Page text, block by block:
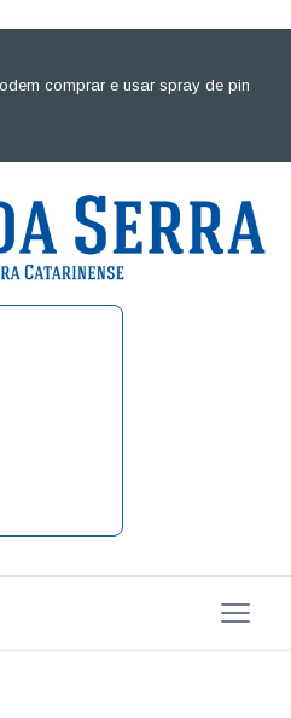
comprar e usar spray de pimenta